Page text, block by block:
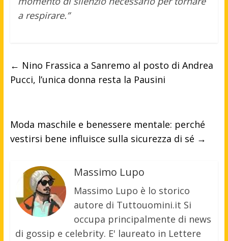
a respirare.”
← Nino Frassica a Sanremo al posto di Andrea
Pucci, l’unica donna resta la Pausini
Moda maschile e benessere mentale: perché
vestirsi bene influisce sulla sicurezza di sé →
Massimo Lupo
Massimo Lupo è lo storico
autore di Tuttouomini.it Si
occupa principalmente di news
di gossip e celebrity. E' laureato in Lettere